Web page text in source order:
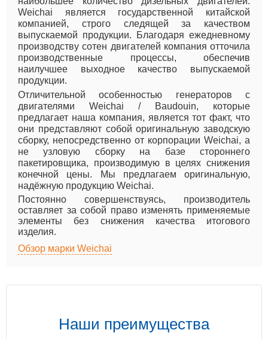
Weichai является государственной китайской
компанией, строго следящей за качеством
выпускаемой продукции. Благодаря ежедневному
производству сотен двигателей компания отточила
производственные процессы, обеспечив
наилучшее выходное качество выпускаемой
продукции.
Отличительной особенностью генераторов с
двигателями Weichai / Baudouin, которые
предлагает наша компания, является тот факт, что
они представляют собой оригинальную заводскую
сборку, непосредственно от корпорации Weichai, а
не узловую сборку на базе стороннего
пакетировщика, производимую в целях снижения
конечной цены. Мы предлагаем оригинальную,
надёжную продукцию Weichai.
Постоянно совершенствуясь, производитель
оставляет за собой право изменять применяемые
элементы без снижения качества итогового
изделия.
Обзор марки Weichai
Наши преимущества